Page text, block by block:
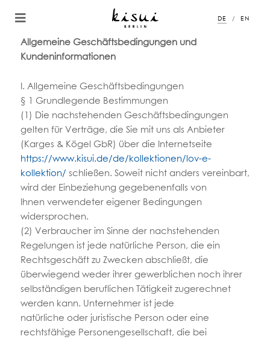
DE EN
Allgemeine Geschäftsbedingungen und
Kundeninformationen
I. Allgemeine Geschäftsbedingungen
§ 1 Grundlegende Bestimmungen
(1) Die nachstehenden Geschäftsbedingungen
gelten für Verträge, die Sie mit uns als Anbieter
(Karges & Kögel GbR) über die Internetseite
https://www.kisui.de/de/kollektionen/lov-e-
kollektion/ schließen. Soweit nicht anders vereinbart,
wird der Einbeziehung gegebenenfalls von
Ihnen verwendeter eigener Bedingungen
widersprochen.
(2) Verbraucher im Sinne der nachstehenden
Regelungen ist jede natürliche Person, die ein
Rechtsgeschäft zu Zwecken abschließt, die
überwiegend weder ihrer gewerblichen noch ihrer
selbständigen beruflichen Tätigkeit zugerechnet
werden kann. Unternehmer ist jede
natürliche oder juristische Person oder eine
rechtsfähige Personengesellschaft, die bei